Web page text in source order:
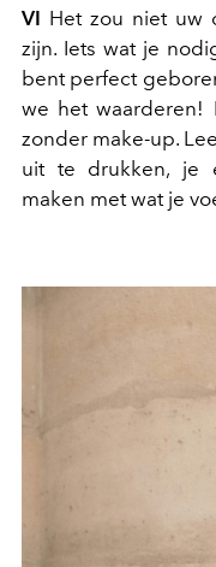
VI Het zou niet uw
zijn. Iets wat je
bent perfect
we het
zonder make-up.
uit te drukken, je
maken met wat je